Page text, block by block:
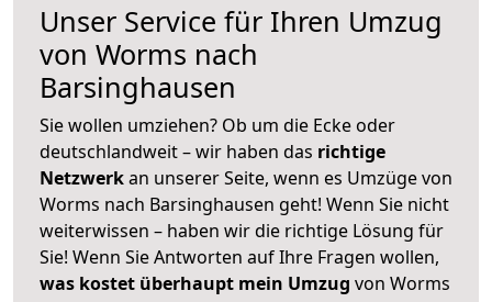
Unser Service für Ihren Umzug
von Worms nach
Barsinghausen
Sie wollen umziehen? Ob um die Ecke oder
deutschlandweit – wir haben das richtige
Netzwerkan unserer Seite, wenn es Umzüge von
Worms nach Barsinghausen geht! Wenn Sie nicht
weiterwissen – haben wir die richtige Lösung für
Sie! Wenn Sie Antworten auf Ihre Fragen wollen,
was kostet überhaupt mein Umzug von Worms